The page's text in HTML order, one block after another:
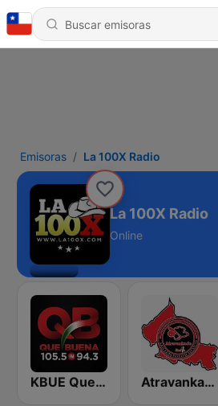
Emisoras La 100X Radio
La 100X Radio
Online
KBUE Que Buena 105.5 / 94.3 FM (US Only) Atravankado Radio